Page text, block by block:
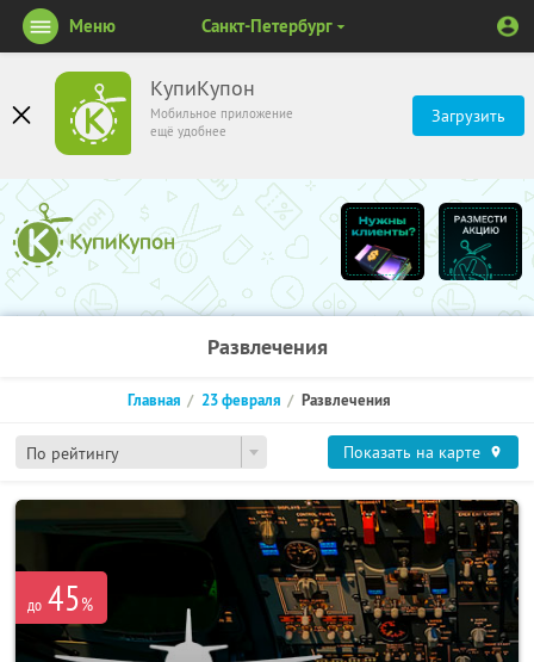
КупиКупон
Мобильное приложение
ещё удобнее
Загрузить
Меню Санкт-Петербург
Развлечения
По рейтингу
Главная 23 февраля Развлечения
Показать на карте
до 45%